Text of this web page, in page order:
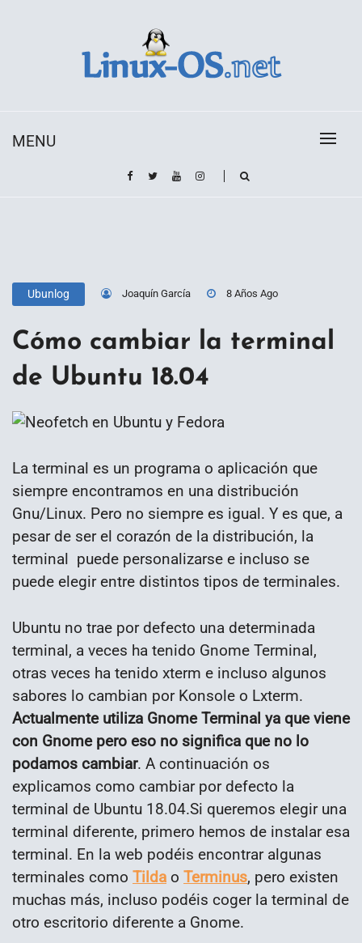
MENU
Ubunlog Joaquín García 8 Años Ago
Cómo cambiar la terminal
de Ubuntu 18.04
La terminal es un programa o aplicación que
siempre encontramos en una distribución
Gnu/Linux. Pero no siempre es igual. Y es que, a
pesar de ser el corazón de la distribución, la
terminal puede personalizarse e incluso se
puede elegir entre distintos tipos de terminales.
Ubuntu no trae por defecto una determinada
terminal, a veces ha tenido Gnome Terminal,
otras veces ha tenido xterm e incluso algunos
sabores lo cambian por Konsole o Lxterm.
Actualmente utiliza Gnome Terminal ya que viene
con Gnome pero eso no significa que no lo
podamos cambiar. A continuación os
explicamos como cambiar por defecto la
terminal de Ubuntu 18.04.Si queremos elegir una
terminal diferente, primero hemos de instalar esa
terminal. En la web podéis encontrar algunas
terminales como Tilda o Terminus, pero existen
muchas más, incluso podéis coger la terminal de
otro escritorio diferente a Gnome.